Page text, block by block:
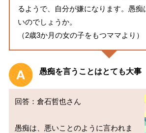
るようで、自分が嫌になります。愚痴
いのでしょうか。
（2歳3か月の女の子をもつママより）
愚痴を言うことはとても大事
回答：倉石哲也さん
愚痴は、悪いことのように言われま